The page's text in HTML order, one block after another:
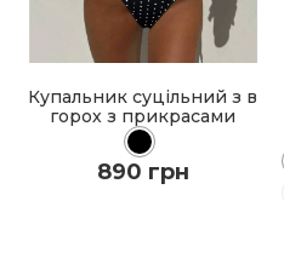
Купальник суцільний з в
горох з прикрасами
890 грн